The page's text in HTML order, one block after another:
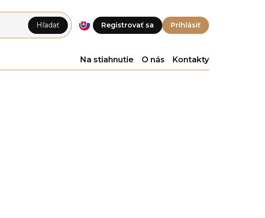
Registrovať sa Prihlásiť
Hľadať
Na stiahnutie O nás Kontakty